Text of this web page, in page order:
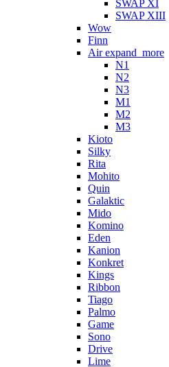
SWAP XI
SWAP XIII
Wow
Finn
Air expand_more
N1
N2
N3
M1
M2
M3
Kioto
Silky
Rita
Mohito
Quin
Galaktic
Mido
Komino
Eden
Kanion
Konkret
Kings
Ribbon
Tiago
Palmo
Game
Sono
Drive
Lime